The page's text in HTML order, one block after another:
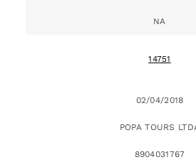
NA
14751
02/04/2018
POPA TOURS
8904031767